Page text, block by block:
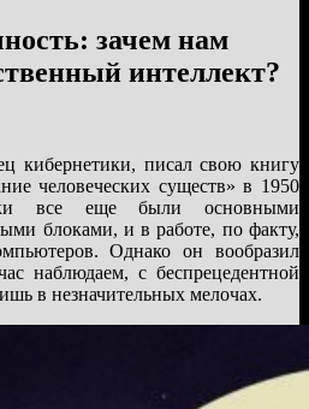
зачем нам
интеллект?
кибернетики, писал свою книгу
человеческих существ» в 1950
все еще были основными
блоками, и в работе, по факту,
Однако он вообразил
наблюдаем, с беспрецедентной
в незначительных мелочах.